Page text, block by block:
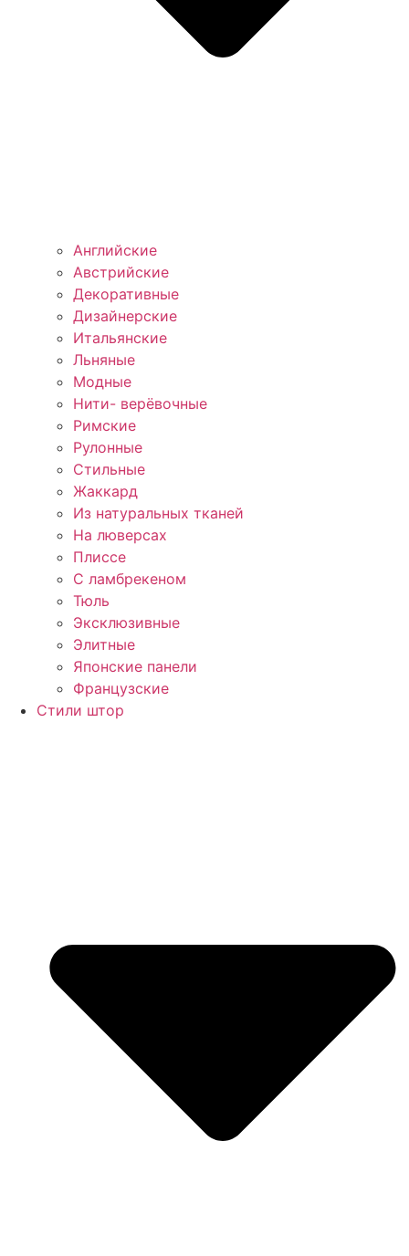
Английские
Австрийские
Декоративные
Дизайнерские
Итальянские
Льняные
Модные
Нити- верёвочные
Римские
Рулонные
Стильные
Жаккард
Из натуральных тканей
На люверсах
Плиссе
С ламбрекеном
Тюль
Эксклюзивные
Элитные
Японские панели
Французские
Стили штор